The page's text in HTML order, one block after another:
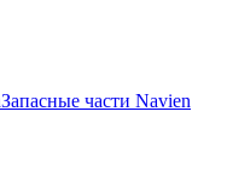
Запасные части Navien